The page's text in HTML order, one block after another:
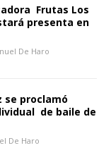
Frutas Los
presenta en
De Haro
se proclamó
de baile de
De Haro